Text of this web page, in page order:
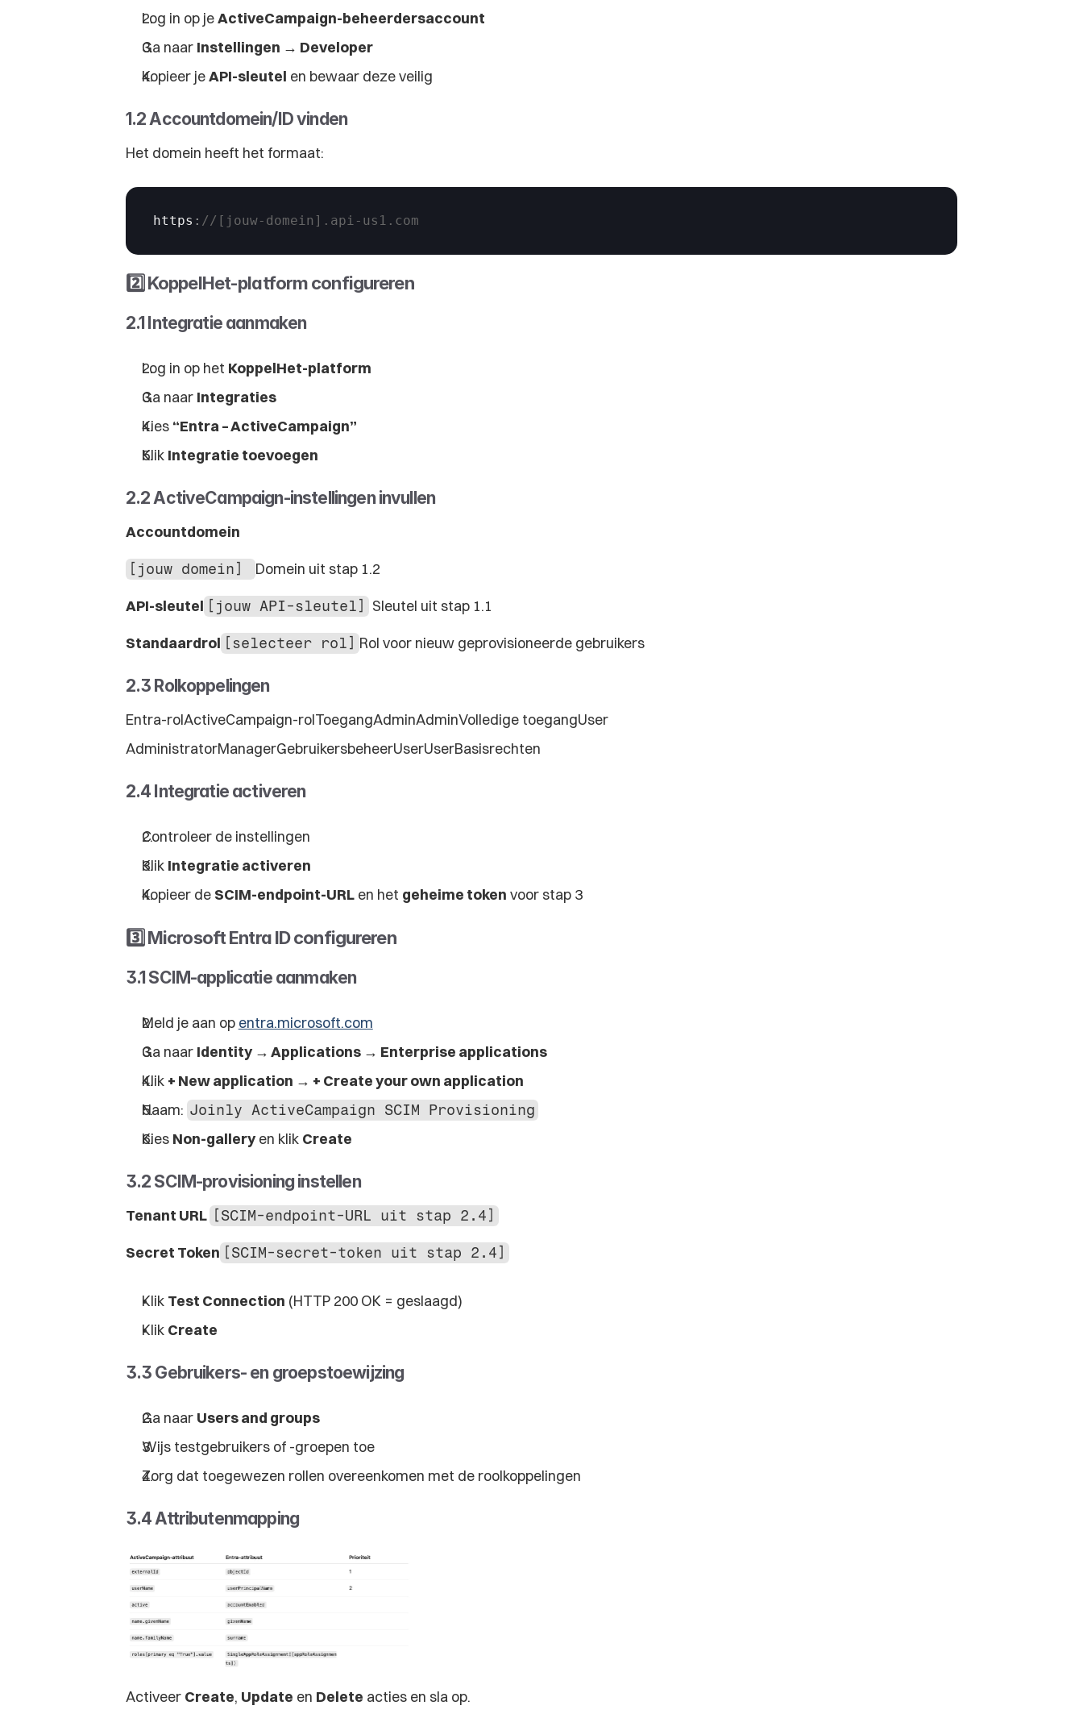
Log in op je ActiveCampaign-beheerdersaccount
Ga naar Instellingen → Developer
Kopieer je API-sleutel en bewaar deze veilig
1.2 Accountdomein/ID vinden
Het domein heeft het formaat:
https : //[jouw-domein].api-us1.com
2️⃣ KoppelHet-platform configureren
2.1 Integratie aanmaken
Log in op het KoppelHet-platform
Ga naar Integraties
Kies “Entra – ActiveCampaign”
Klik Integratie toevoegen
2.2 ActiveCampaign-instellingen invullen
Accountdomein
[jouw domein]
Domein uit stap 1.2
API-sleutel [jouw API-sleutel]
Sleutel uit stap 1.1
Standaardrol [selecteer rol] Rol voor nieuw geprovisioneerde gebruikers
2.3 Rolkoppelingen
Entra-rolActiveCampaign-rolToegangAdminAdminVolledige toegangUser
AdministratorManagerGebruikersbeheerUserUserBasisrechten
2.4 Integratie activeren
Controleer de instellingen
Klik Integratie activeren
Kopieer de SCIM-endpoint-URL en het geheime token voor stap 3
3️⃣ Microsoft Entra ID configureren
3.1 SCIM-applicatie aanmaken
Meld je aan op entra.microsoft.com
Ga naar Identity → Applications → Enterprise applications
Klik + New application → + Create your own application
Naam: Joinly ActiveCampaign SCIM Provisioning
Kies Non-gallery en klik Create
3.2 SCIM-provisioning instellen
Tenant URL [SCIM-endpoint-URL uit stap 2.4]
Secret Token [SCIM-secret-token uit stap 2.4]
Klik Test Connection (HTTP 200 OK = geslaagd)
Klik Create
3.3 Gebruikers- en groeps­toewijzing
Ga naar Users and groups
Wijs testgebruikers of -groepen toe
Zorg dat toegewezen rollen overeenkomen met de roolkoppelingen
3.4 Attributenmapping
Activeer Create, Update en Delete acties en sla op.